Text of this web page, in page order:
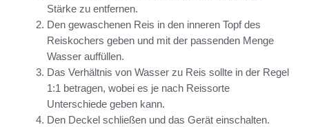
Stärke zu entfernen.
Den gewaschenen Reis in den inneren Topf des
Reiskochers geben und mit der passenden Menge
Wasser auffüllen.
Das Verhältnis von Wasser zu Reis sollte in der Regel
1:1 betragen, wobei es je nach Reissorte
Unterschiede geben kann.
Den Deckel schließen und das Gerät einschalten.